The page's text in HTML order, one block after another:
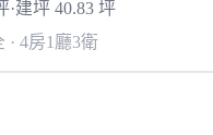
·建坪 40.83 坪
· 4房1廳3衛